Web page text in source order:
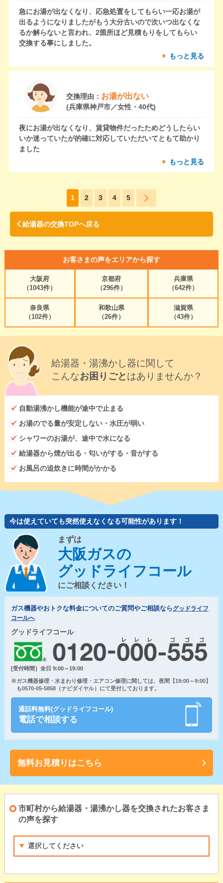
急にお湯が出なくなり、応急処置をしてもらい一応お湯が
出るようになりましたがもう大分古いので次いつ出なくな
るか解らないと言われ、2箇所ほど見積もりをしてもらい
交換する事にしました。
もっと見る
交換理由： お湯が出ない
(兵庫県神戸市／女性・40代)
夜にお湯が出なくなり、賃貸物件だったためどうしたらい
いか迷っていたが的確に対応していただいてともて助かり
ました
もっと見る
1 2 3 4 5
給湯器の交換TOPへ戻る
お客さまの声をエリアから探す
大阪府
（1043件）
京都府
（296件）
兵庫県
（642件）
奈良県
（102件）
和歌山県
（26件）
滋賀県
（43件）
給湯器・湯沸かし器に関して
こんなお困りごとはありませんか？
自動湯沸かし機能が途中で止まる
お湯のでる量が安定しない・水圧が弱い
シャワーのお湯が、途中で水になる
給湯器から煙が出る・匂いがする・音がする
お風呂の追炊きに時間がかかる
今は使えていても突然使えなくなる可能性があります！
まずは
大阪ガスの
グッドライフコール
にご相談ください！
ガス機器やおトクな料金についてのご質問やご相談ならグッドライフ
コールへ
グッドライフコール
[受付時間］全日 9:00～19:00
※ガス機器修理・水まわり修理・エアコン修理に関しては、夜間【19:00～9:00】
も0570-05-5858（ナビダイヤル）にて受付しております。
通話料無料(グッドライフコール)
電話で相談する
無料お見積りはこちら
市町村から給湯器・湯沸かし器を交換されたお客さま
の声を探す